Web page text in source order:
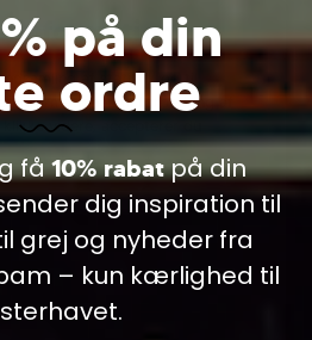
information
af statistik og til
informationen til forbedring af
klikke videre, accepterer duI
Shop
på din
ordre
få10% rabatpå din
dig inspiration til
grej og nyheder fra
– kun kærlighed til